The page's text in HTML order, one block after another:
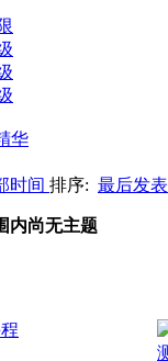
华
时间 排序: 最后发表
内尚无主题